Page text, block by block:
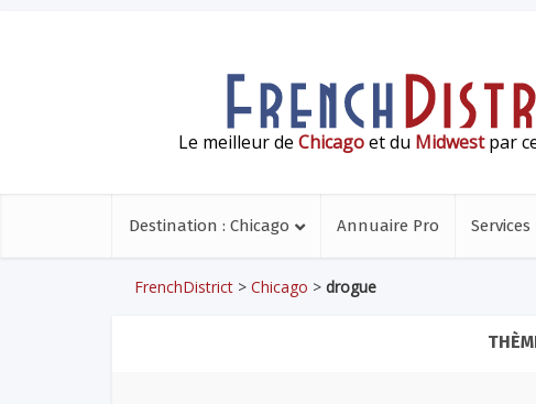
Le meilleur de Chicagoet du Midwestpar
Destination : Chicago Annuaire Pro Services
FrenchDistrict > Chicago > drogue